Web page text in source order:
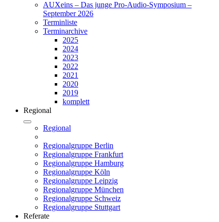
AUXeins – Das junge Pro-Audio-Symposium –
September 2026
Terminliste
Terminarchive
2025
2024
2023
2022
2021
2020
2019
komplett
Regional
Regional
Regionalgruppe Berlin
Regionalgruppe Frankfurt
Regionalgruppe Hamburg
Regionalgruppe Köln
Regionalgruppe Leipzig
Regionalgruppe München
Regionalgruppe Schweiz
Regionalgruppe Stuttgart
Referate